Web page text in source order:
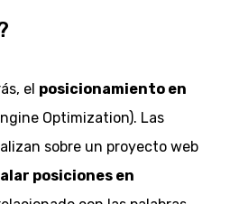
el posicionamiento en
Optimization). Las
sobre un proyecto web
posiciones en